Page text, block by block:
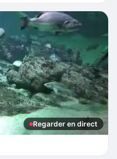
Regarder en direct